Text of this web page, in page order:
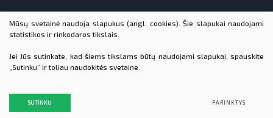
saugomos
Duomenų apsauga
Mūsų svetainė naudoja slapukus (angl. cookies). Šie slapukai naudojami
statistikos ir rinkodaros tikslais.
Jei Jūs sutinkate, kad šiems tikslams būtų naudojami slapukai, spauskite
„Sutinku“ ir toliau naudokitės svetaine.
SUTINKU PARINKTYS